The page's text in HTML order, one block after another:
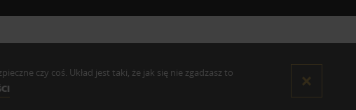
czy coś. Układ jest taki, że jak się nie zgadzasz to